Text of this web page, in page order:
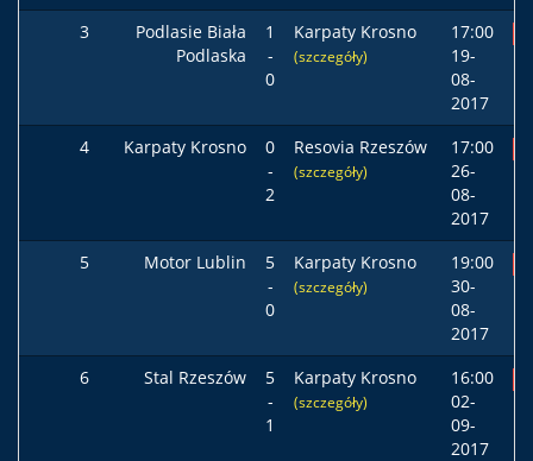
3
Podlasie Biała
Podlaska
1
-
0
Karpaty Krosno
(szczegóły)
17:00
19-
08-
2017
4 Karpaty Krosno
0
-
2
Resovia Rzeszów
(szczegóły)
17:00
26-
08-
2017
5 Motor Lublin
5
-
0
Karpaty Krosno
(szczegóły)
19:00
30-
08-
2017
6 Stal Rzeszów
5
-
1
Karpaty Krosno
(szczegóły)
16:00
02-
09-
2017